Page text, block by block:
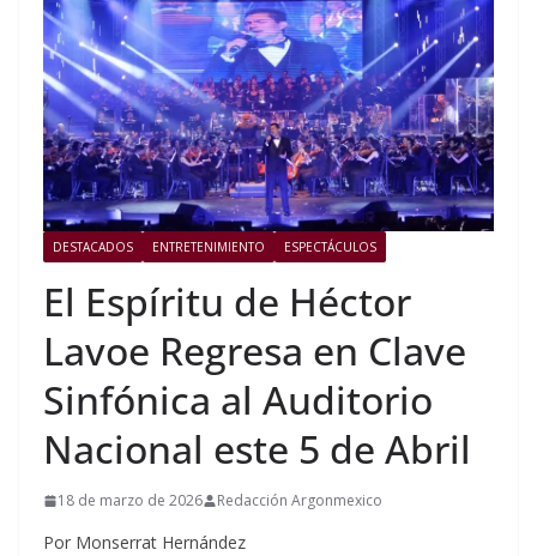
DESTACADOS ENTRETENIMIENTO ESPECTÁCULOS
El Espíritu de Héctor
Lavoe Regresa en Clave
Sinfónica al Auditorio
Nacional este 5 de Abril
18 de marzo de 2026 Redacción Argonmexico
Por Monserrat Hernández